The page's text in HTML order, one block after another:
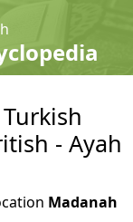
- Ayah
Madanah